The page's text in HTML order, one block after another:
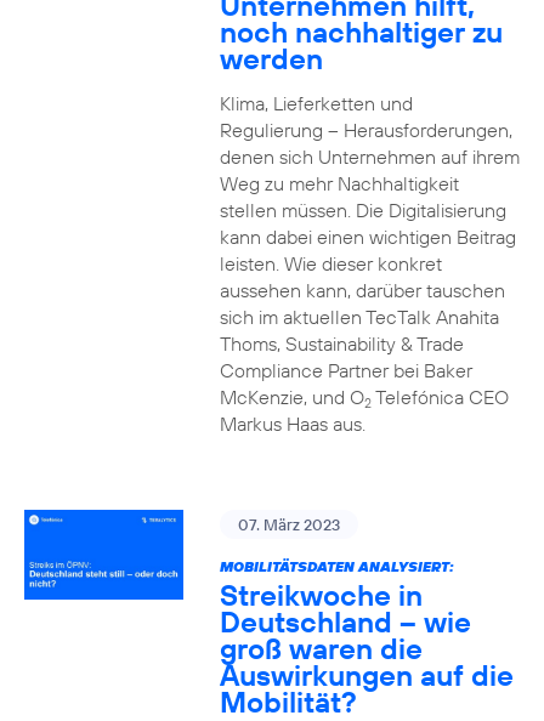
noch nachhaltiger zu
werden
Klima, Lieferketten und
Regulierung – Herausforderungen,
denen sich Unternehmen auf ihrem
Weg zu mehr Nachhaltigkeit
stellen müssen. Die Digitalisierung
kann dabei einen wichtigen Beitrag
leisten. Wie dieser konkret
aussehen kann, darüber tauschen
sich im aktuellen TecTalk Anahita
Thoms, Sustainability & Trade
Compliance Partner bei Baker
McKenzie, und O2Telefónica CEO
Markus Haas aus.
07. März 2023
MOBILITÄTSDATEN ANALYSIERT:
Streikwoche in
Deutschland – wie
groß waren die
Auswirkungen auf die
Mobilität?